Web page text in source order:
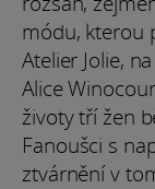
módu, kterou
Atelier Jolie,
Alice
životy tří žen
Fanoušci s
ztvárnění v